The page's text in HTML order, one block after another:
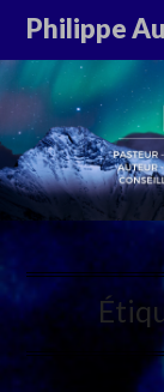
Philippe